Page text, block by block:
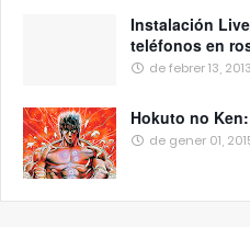
Instalación
teléfonos en
de febrer 13, 2013
Hokuto no
de gener 01,